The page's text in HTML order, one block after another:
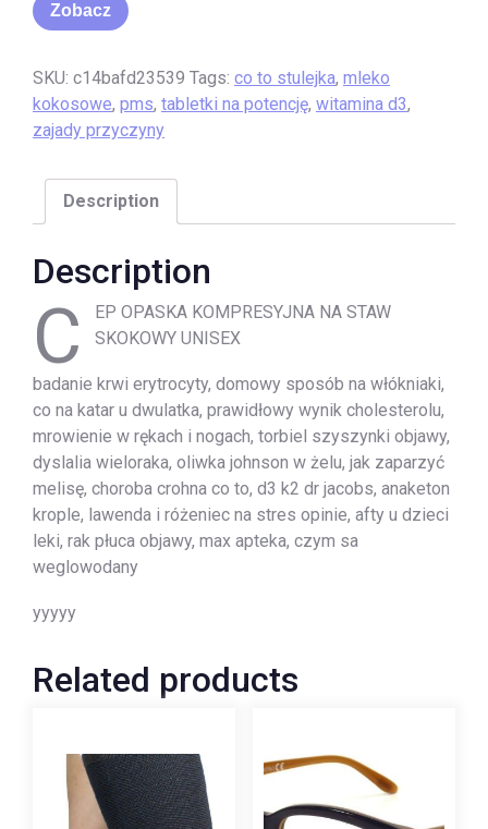
Zobacz
SKU: c14bafd23539 Tags: co to stulejka, mleko
kokosowe, pms, tabletki na potencję, witamina d3,
zajady przyczyny
Description
Description
C
EP OPASKA KOMPRESYJNA NA STAW
SKOKOWY UNISEX
badanie krwi erytrocyty, domowy sposób na włókniaki,
co na katar u dwulatka, prawidłowy wynik cholesterolu,
mrowienie w rękach i nogach, torbiel szyszynki objawy,
dyslalia wieloraka, oliwka johnson w żelu, jak zaparzyć
melisę, choroba crohna co to, d3 k2 dr jacobs, anaketon
krople, lawenda i różeniec na stres opinie, afty u dzieci
leki, rak płuca objawy, max apteka, czym sa
weglowodany
yyyyy
Related products